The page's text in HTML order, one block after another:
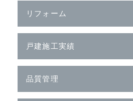
リフォーム
戸建施工実績
品質管理